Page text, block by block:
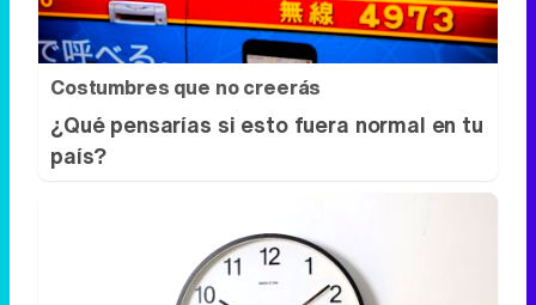
Costumbres que no creerás
¿Qué pensarías si esto fuera normal en tu
país?